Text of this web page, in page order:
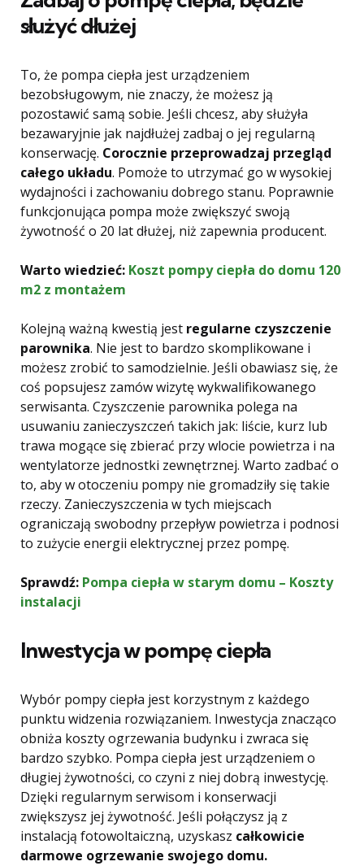
służyć dłużej
To, że pompa ciepła jest urządzeniem
bezobsługowym, nie znaczy, że możesz ją
pozostawić samą sobie. Jeśli chcesz, aby służyła
bezawaryjnie jak najdłużej zadbaj o jej regularną
konserwację. Corocznie przeprowadzaj przegląd
całego układu. Pomoże to utrzymać go w wysokiej
wydajności i zachowaniu dobrego stanu. Poprawnie
funkcjonująca pompa może zwiększyć swoją
żywotność o 20 lat dłużej, niż zapewnia producent.
Warto wiedzieć: Koszt pompy ciepła do domu 120
m2 z montażem
Kolejną ważną kwestią jest regularne czyszczenie
parownika. Nie jest to bardzo skomplikowane i
możesz zrobić to samodzielnie. Jeśli obawiasz się, że
coś popsujesz zamów wizytę wykwalifikowanego
serwisanta. Czyszczenie parownika polega na
usuwaniu zanieczyszczeń takich jak: liście, kurz lub
trawa mogące się zbierać przy wlocie powietrza i na
wentylatorze jednostki zewnętrznej. Warto zadbać o
to, aby w otoczeniu pompy nie gromadziły się takie
rzeczy. Zanieczyszczenia w tych miejscach
ograniczają swobodny przepływ powietrza i podnosi
to zużycie energii elektrycznej przez pompę.
Sprawdź: Pompa ciepła w starym domu – Koszty
instalacji
Inwestycja w pompę ciepła
Wybór pompy ciepła jest korzystnym z każdego
punktu widzenia rozwiązaniem. Inwestycja znacząco
obniża koszty ogrzewania budynku i zwraca się
bardzo szybko. Pompa ciepła jest urządzeniem o
długiej żywotności, co czyni z niej dobrą inwestycję.
Dzięki regularnym serwisom i konserwacji
zwiększysz jej żywotność. Jeśli połączysz ją z
instalacją fotowoltaiczną, uzyskasz całkowicie
darmowe ogrzewanie swojego domu.